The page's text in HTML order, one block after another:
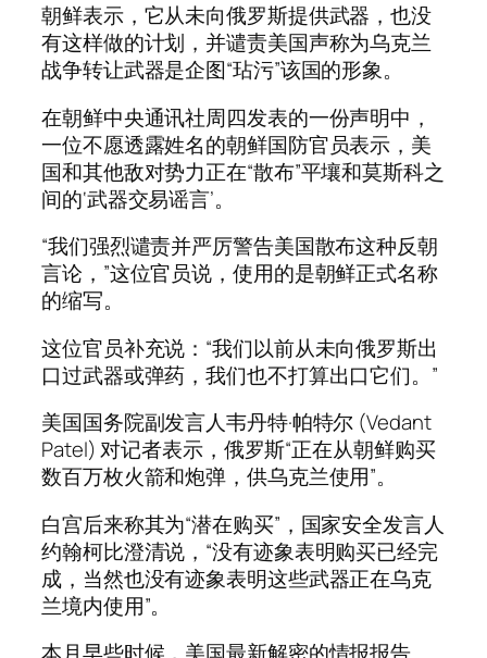
朝鲜表示，它从未向俄罗斯提供武器，也没
有这样做的计划，并谴责美国声称为乌克兰
战争转让武器是企图“玷污”该国的形象。
在朝鲜中央通讯社周四发表的一份声明中，
一位不愿透露姓名的朝鲜国防官员表示，美
国和其他敌对势力正在“散布”平壤和莫斯科之
间的‘武器交易谣言’。
“我们强烈谴责并严厉警告美国散布这种反朝
言论，”这位官员说，使用的是朝鲜正式名称
的缩写。
这位官员补充说：“我们以前从未向俄罗斯出
口过武器或弹药，我们也不打算出口它们。”
美国国务院副发言人韦丹特·帕特尔 (Vedant
Patel) 对记者表示，俄罗斯“正在从朝鲜购买
数百万枚火箭和炮弹，供乌克兰使用”。
白宫后来称其为“潜在购买”，国家安全发言人
约翰柯比澄清说，“没有迹象表明购买已经完
成，当然也没有迹象表明这些武器正在乌克
兰境内使用”。